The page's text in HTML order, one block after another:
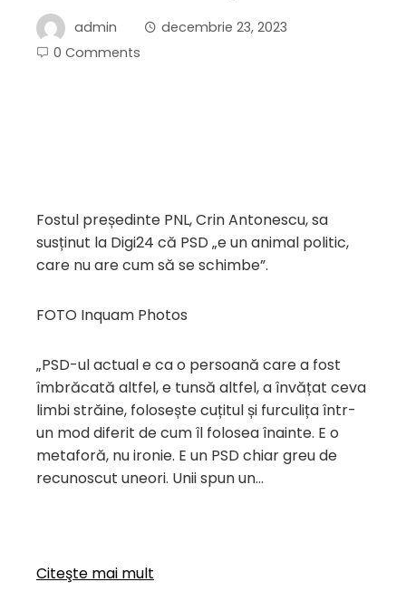
admin
decembrie 23, 2023
0 Comments
Fostul președinte PNL, Crin Antonescu, sa
susținut la Digi24 că PSD „e un animal politic,
care nu are cum să se schimbe”.
FOTO Inquam Photos
„PSD-ul actual e ca o persoană care a fost
îmbrăcată altfel, e tunsă altfel, a învățat ceva
limbi străine, folosește cuțitul și furculița într-
un mod diferit de cum îl folosea înainte. E o
metaforă, nu ironie. E un PSD chiar greu de
recunoscut uneori. Unii spun un…
Citeşte mai mult